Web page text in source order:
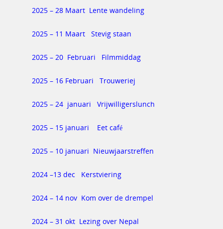
2025 – 28 Maart Lente wandeling
2025 – 11 Maart Stevig staan
2025 – 20 Februari Filmmiddag
2025 – 16 Februari Trouweriej
2025 – 24 januari Vrijwilligerslunch
2025 – 15 januari Eet café
2025 – 10 januari Nieuwjaarstreffen
2024 –13 dec Kerstviering
2024 – 14 nov Kom over de drempel
2024 – 31 okt Lezing over Nepal